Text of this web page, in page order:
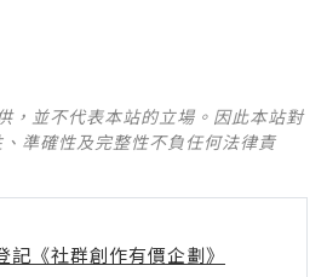
，並不代表本站的立場。因此本站對
準確性及完整性不負任何法律責
記《社群創作有價企劃》